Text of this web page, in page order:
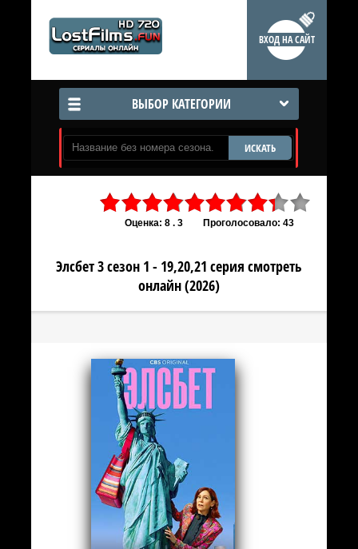
ВХОД НА САЙТ
ВЫБОР КАТЕГОРИИ
ИСКАТЬ
Оценка: 8 . 3 Проголосовало: 43
Элсбет 3 сезон 1 - 19,20,21 серия смотреть
онлайн (2026)